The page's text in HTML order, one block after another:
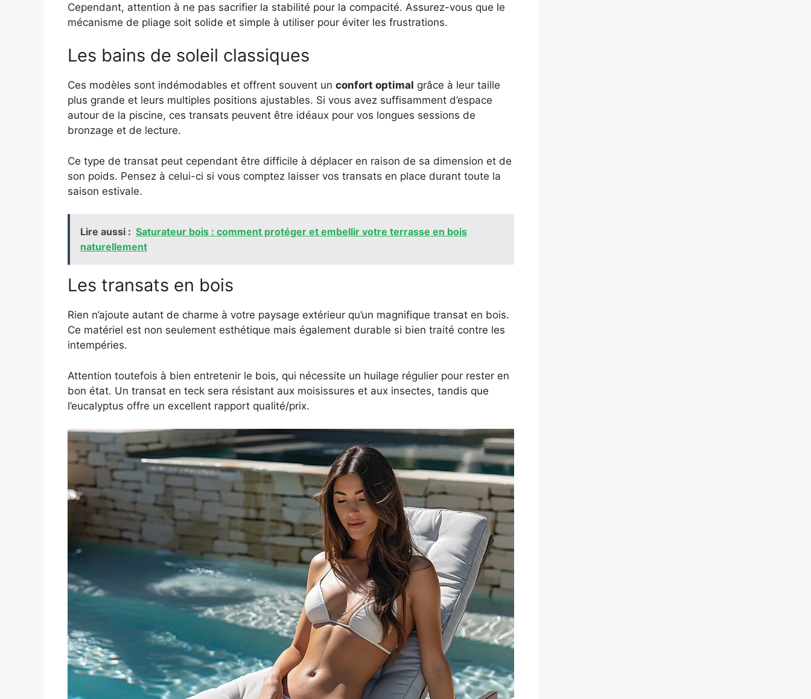
Cependant, attention à ne pas sacrifier la stabilité pour la compacité. Assurez-vous que le
mécanisme de pliage soit solide et simple à utiliser pour éviter les frustrations.
Les bains de soleil classiques
Ces modèles sont indémodables et offrent souvent un confort optimal grâce à leur taille
plus grande et leurs multiples positions ajustables. Si vous avez suffisamment d’espace
autour de la piscine, ces transats peuvent être idéaux pour vos longues sessions de
bronzage et de lecture.
Ce type de transat peut cependant être difficile à déplacer en raison de sa dimension et de
son poids. Pensez à celui-ci si vous comptez laisser vos transats en place durant toute la
saison estivale.
Lire aussi : Saturateur bois : comment protéger et embellir votre terrasse en bois
naturellement
Les transats en bois
Rien n’ajoute autant de charme à votre paysage extérieur qu’un magnifique transat en bois.
Ce matériel est non seulement esthétique mais également durable si bien traité contre les
intempéries.
Attention toutefois à bien entretenir le bois, qui nécessite un huilage régulier pour rester en
bon état. Un transat en teck sera résistant aux moisissures et aux insectes, tandis que
l’eucalyptus offre un excellent rapport qualité/prix.